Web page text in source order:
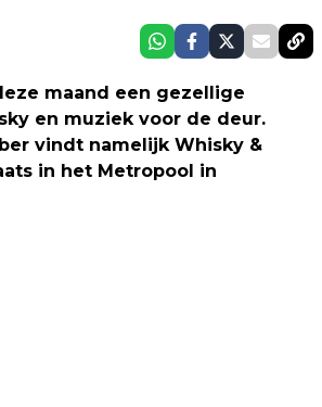
maand een gezellige
en muziek voor de deur.
vindt namelijk Whisky &
in het Metropool in